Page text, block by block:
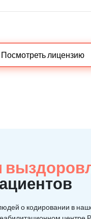
Посмотреть лицензию
о кодировании в